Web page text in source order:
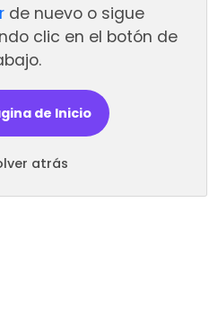
de nuevo o sigue
clic en el botón de
de Inicio
atrás